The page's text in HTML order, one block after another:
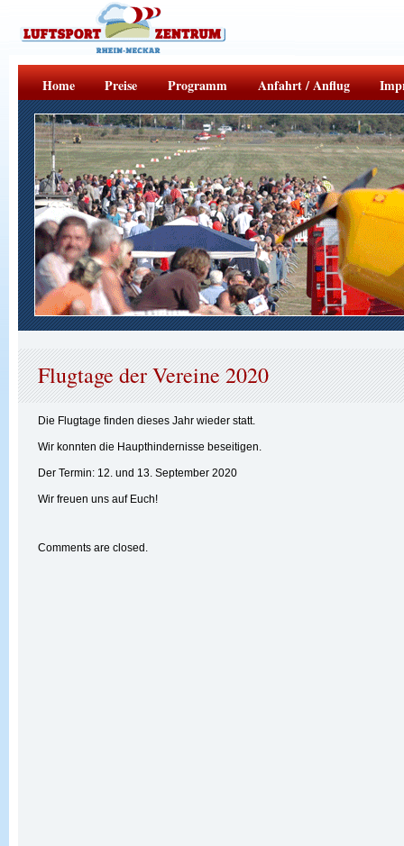
Home Preise Programm Anfahrt / Anflug
Flugtage der Vereine 2020
Die Flugtage finden dieses Jahr wieder statt.
Wir konnten die Haupthindernisse beseitigen.
Der Termin: 12. und 13. September 2020
Wir freuen uns auf Euch!
Comments are closed.